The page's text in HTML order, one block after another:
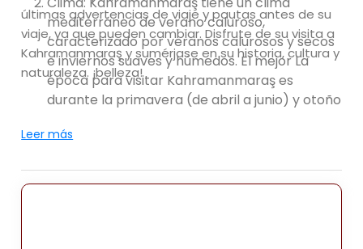
mediterráneo de verano caluroso,
caracterizado por veranos calurosos y secos
e inviernos suaves y húmedos. El mejor La
época para visitar Kahramanmaraş es
durante la primavera (de abril a junio) y otoño
es agradable para explorando la ciudad y sus
Atracciones: Kahramanmaraş ofrece una
últimas advertencias de viaje y pautas antes de su
viaje, ya que pueden cambiar. Disfrute de su visita a
Kahramanmaraş y sumérjase en su historia, cultura y
naturaleza. ¡belleza!
Leer más